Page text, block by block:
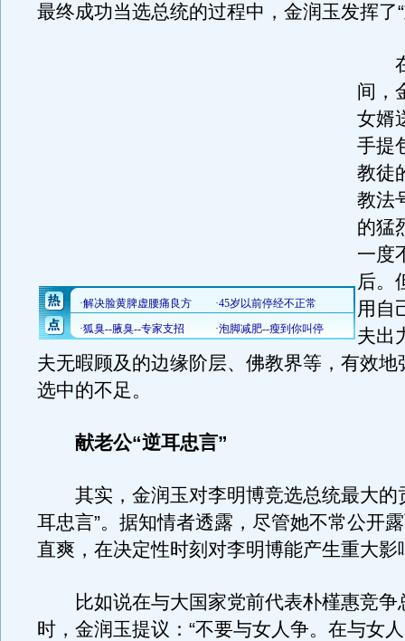
最终成功当选总统的过程中，金润玉发挥了
在
间，
女婿
手提
教徒
教法
的猛
一度
后。
用自
夫出
夫无暇顾及的边缘阶层、佛教界等，有效地
选中的不足。
献老公“逆耳忠言”
其实，金润玉对李明博竞选总统最大的
耳忠言”。据知情者透露，尽管她不常公开
直爽，在决定性时刻对李明博能产生重大影
比如说在与大国家党前代表朴槿惠竞争
时，金润玉提议：“不要与女人争。在与女